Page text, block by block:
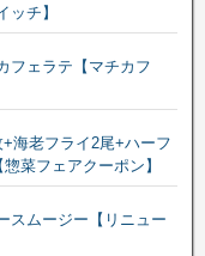
ッチ】
フェラテ【マチカフ
+海老フライ2尾+ハーフ
菜フェアクーポン】
スムージー【リニュー